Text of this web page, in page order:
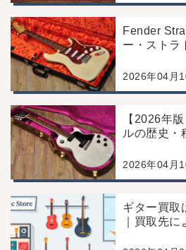
Fender
ー・ストラ
【2026年
2026年04月
【2026年
ルの歴史・
葉対応）
2026年04月
ギター買取
｜買取先